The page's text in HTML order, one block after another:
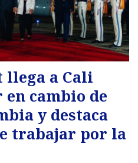
llega a Cali
cambio de
y destaca
trabajar por la